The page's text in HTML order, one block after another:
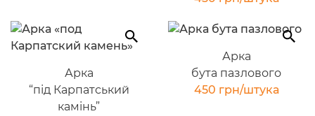
Арка
“під Карпатський
камінь”
Арка
бута пазлового
450 грн/штука